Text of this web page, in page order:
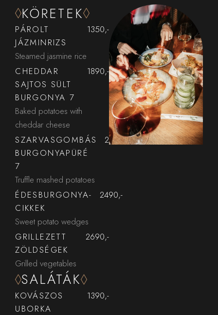
KÖRETEK
PÁROLT
JÁZMINRIZS
1350,-
Steamed jasmine rice
CHEDDAR
SAJTOS SÜLT
BURGONYA 7
1890,-
Baked potatoes with
cheddar cheese
SZARVASGOMBÁS
BURGONYAPÜRÉ
7
2590,-
Truffle mashed potatoes
ÉDESBURGONYA-
CIKKEK
2490,-
Sweet potato wedges
GRILLEZETT
ZÖLDSÉGEK
2690,-
Grilled vegetables
SALÁTÁK
KOVÁSZOS
UBORKA
1390,-